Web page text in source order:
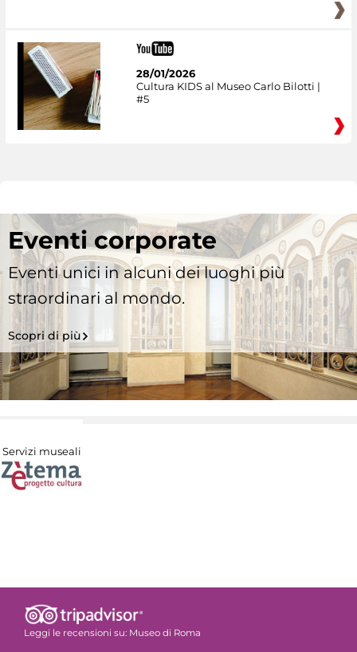
28/01/2026
Cultura KIDS al Museo Carlo Bilotti |
#5
Eventi corporate
Eventi unici in alcuni dei luoghi più
straordinari al mondo.
Scopri di più
Servizi museali
Leggi le recensioni su: Museo di Roma